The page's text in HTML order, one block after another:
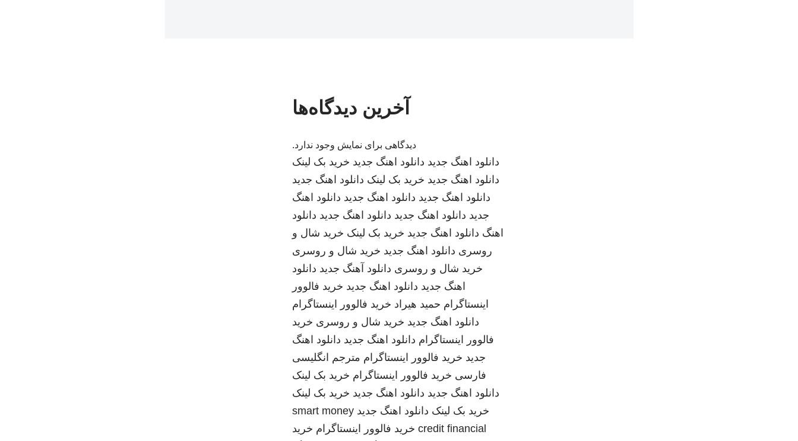
آخرین دیدگاه‌ها
دیدگاهی برای نمایش وجود ندارد.
دانلود اهنگ جدید دانلود اهنگ جدید خرید بک لینک
دانلود اهنگ جدید خرید بک لینک دانلود اهنگ جدید
دانلود اهنگ جدید دانلود اهنگ جدید دانلود اهنگ
جدید دانلود اهنگ جدید دانلود اهنگ جدید دانلود
اهنگ دانلود اهنگ جدید خرید بک لینک خرید شال و
روسری دانلود اهنگ جدید خرید شال و روسری
خرید شال و روسری دانلود آهنگ جدید دانلود
اهنگ جدید دانلود اهنگ جدید خرید فالوور
اینستاگرام حمید هیراد خرید فالوور اینستاگرام
دانلود اهنگ جدید خرید شال و روسری خرید
فالوور اینستاگرام دانلود اهنگ جدید دانلود اهنگ
جدید خرید فالوور اینستاگرام مترجم انگلیسی
فارسی خرید فالوور اینستاگرام خرید بک لینک
دانلود اهنگ جدید دانلود اهنگ جدید خرید بک لینک
خرید بک لینک دانلود اهنگ جدید smart money
credit financial خرید فالوور اینستاگرام خرید